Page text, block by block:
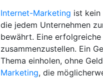
Internet-Marketing ist kein
die jedem Unternehmen
bewährt. Eine
zusammenzustellen. Ein
Thema einholen, ohne
Marketing, die